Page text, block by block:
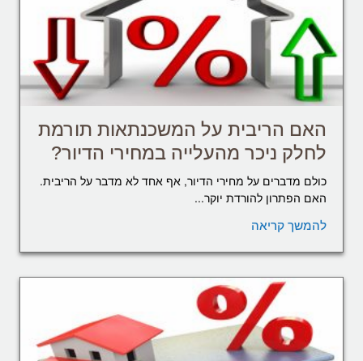
האם הריבית על המשכנתאות תורמת
לחלק ניכר מהעלייה במחירי הדיור?
כולם מדברים על מחירי הדיור, אף אחד לא מדבר על הריבית.
האם הפתרון להורדת יוקר...
להמשך קריאה